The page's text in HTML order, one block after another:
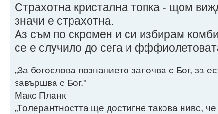
Страхотна кристална топка - щом
значи е страхотна.
Аз съм по скромен и си избирам
се е случило до сега и
„За богослова познанието започва с Бог, за
завършва с Бог."
Макс Планк
„Толерантността ще достигне такова ниво,